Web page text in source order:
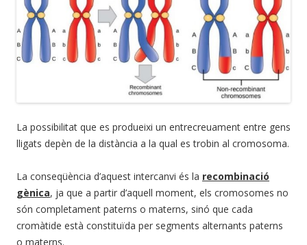
La possibilitat que es produeixi un entrecreuament entre gens
lligats depèn de la distància a la qual es trobin al cromosoma.
La conseqüència d’aquest intercanvi és la recombinació
gènica, ja que a partir d’aquell moment, els cromosomes no
són completament paterns o materns, sinó que cada
cromàtide està constituïda per segments alternants paterns
o materns.